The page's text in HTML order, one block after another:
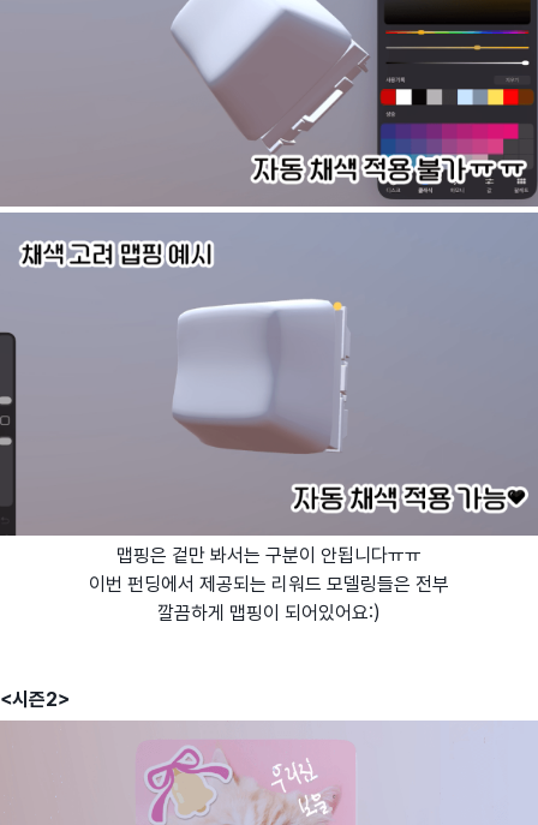
맵핑은 겉만 봐서는 구분이 안됩니다ㅠㅠ
이번 펀딩에서 제공되는 리워드 모델링들은 전부
깔끔하게 맵핑이 되어있어요:)
<시즌2>